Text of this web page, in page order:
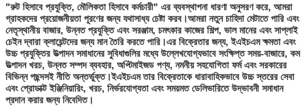
"রুট হিসাবে প্রযুক্তি, মৌলিকতা হিসাবে কর্মচারী" এর ব্যবস্থাপনা ধারণা অনুসরণ করে, আমরা
গ্রাহকদের প্রয়োজনীয়তা পূরণের জন্য যথাসাধ্য চেষ্টা করব।আমরা নতুন চাহিদা মেটাতে পারি এবং
নেতৃস্থানীয় বাজার, উন্নত প্রযুক্তি এবং সরঞ্জাম, চমৎকার কাজের শিল্প, ভাল মানের এবং সাপ্লাই
চেইন দ্বারা ক্লায়েন্টদের জন্য মান তৈরি করতে পারি।এর বিক্রেতার জন্য, ইএইচএম ক্ষমতা এবং
উচ্চ প্রযুক্তির উত্পাদন সমাধানের সুবিধাগুলির মধ্যে উল্লেখযোগ্যভাবে সংক্ষিপ্ত সময়-বাজারে, কম
উত্পাদন খরচ, উন্নত সম্পদ ব্যবহার, অপ্টিমাইজড পণ্য, নমনীয় সহযোগিতা ফর্ম এবং সরকারের
বিভিন্ন পছন্দসই নীতি অন্তর্ভুক্ত।ইএইচএম তার বিক্রেতাকে ধারাবাহিকভাবে উচ্চ স্তরের সেবা
এবং প্রোডাক্ট ইঞ্জিনিয়ারিং, খরচ, নির্ভরযোগ্যতা এবং সময়মত ডেলিভারিতে উদ্ভাবনী সমাধান
প্রদান করার জন্য নিবেদিত।